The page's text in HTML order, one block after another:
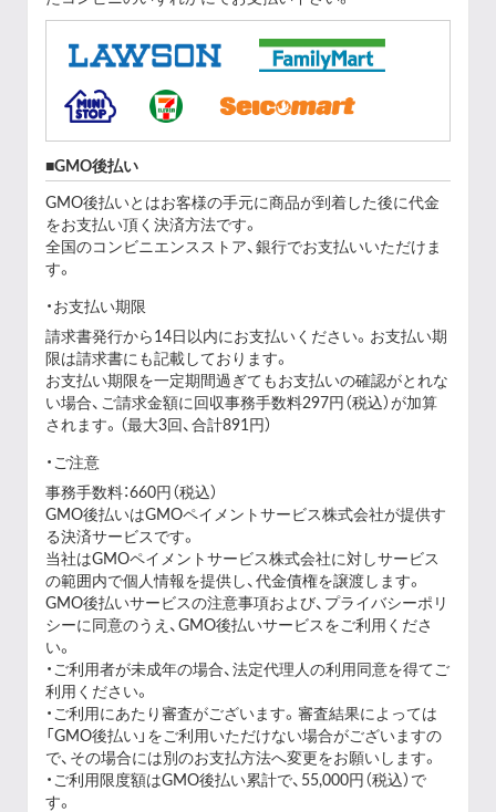
GMO後払い
GMO後払いとはお客様の手元に商品が到着した後に代金
をお支払い頂く決済方法です。
全国のコンビニエンスストア、銀行でお支払いいただけま
す。
お支払い期限
請求書発行から14日以内にお支払いください。お支払い期
限は請求書にも記載しております。
お支払い期限を一定期間過ぎてもお支払いの確認がとれな
い場合、ご請求金額に回収事務手数料297円（税込）が加算
されます。（最大3回、合計891円）
ご注意
事務手数料：660円（税込）
GMO後払いはGMOペイメントサービス株式会社が提供す
る決済サービスです。
当社はGMOペイメントサービス株式会社に対しサービス
の範囲内で個人情報を提供し、代金債権を譲渡します。
GMO後払いサービスの注意事項および、 プライバシーポリ
シーに同意のうえ、GMO後払いサービスをご利用くださ
い。
・ご利用者が未成年の場合、法定代理人の利用同意を得てご
利用ください。
・ご利用にあたり審査がございます。審査結果によっては
「GMO後払い」をご利用いただけない場合がございますの
で、その場合には別のお支払方法へ変更をお願いします。
・ご利用限度額はGMO後払い累計で、55,000円（税込）で
す。